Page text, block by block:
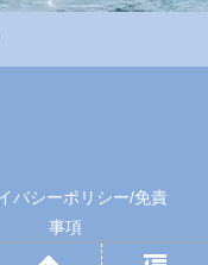
バシーポリシー/免責
事項